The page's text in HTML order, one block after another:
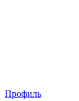
Профиль